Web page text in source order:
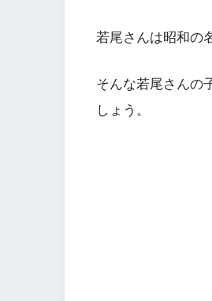
若尾さんは昭和の
そんな若尾さんの
しょう。